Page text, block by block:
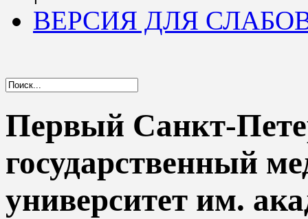
ВЕРСИЯ ДЛЯ
Первый Санкт-
государственный
университет им.